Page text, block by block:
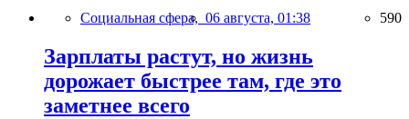
Социальная сфера, 06 августа, 01:38 590
Зарплаты растут, но жизнь
дорожает быстрее там, где это
заметнее всего